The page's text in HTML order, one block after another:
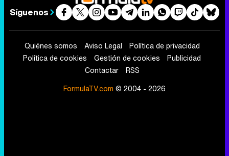
Síguenos
Quiénes somos Aviso Legal
Política de privacidad
Política de cookies
Gestión de cookies
Publicidad
Contactar
RSS
FormulaTV.com © 2004 - 2026